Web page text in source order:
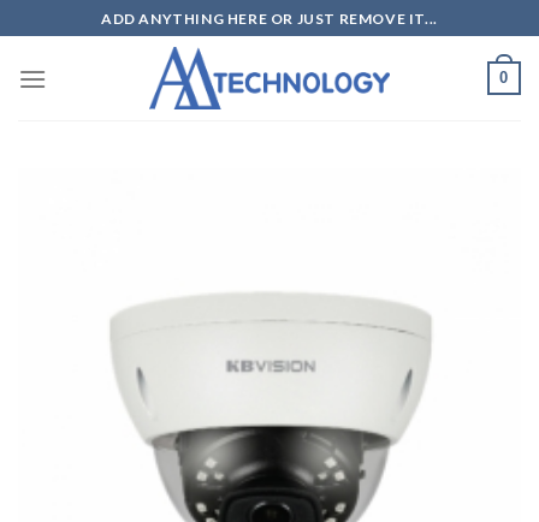
to
content
ADD ANYTHING HERE OR JUST REMOVE IT...
0